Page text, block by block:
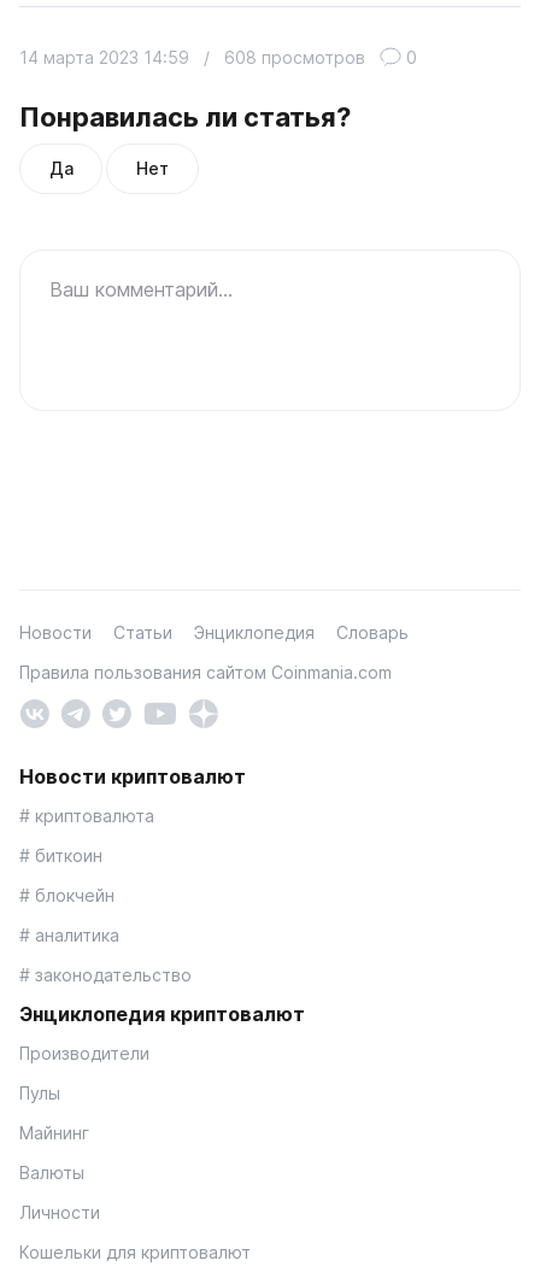
Понравилась ли статья?
Да Нет
14 марта 2023 14:59 / 608 просмотров 0
Ваш комментарий...
Новости Статьи Энциклопедия
Словарь
Правила пользования сайтом Coinmania.com
Новости криптовалют
# криптовалюта
# биткоин
# блокчейн
# аналитика
# законодательство
Энциклопедия криптовалют
Производители
Пулы
Майнинг
Валюты
Личности
Кошельки для криптовалют